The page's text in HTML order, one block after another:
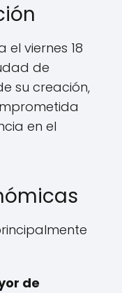
el viernes 18
de
su creación,
en el
de